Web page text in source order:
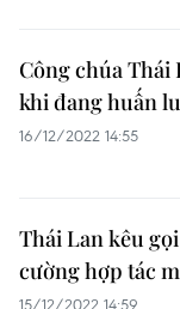
Công chúa
khi đang huấn
16/12/2022 14:55
Thái Lan kêu
cường hợp tác
15/12/2022 14:59